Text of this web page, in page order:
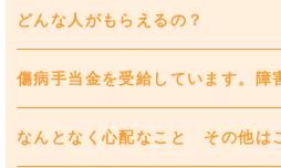
どんな人がもらえるの？
傷病手当金を受給しています。障
なんとなく心配なこと その他は